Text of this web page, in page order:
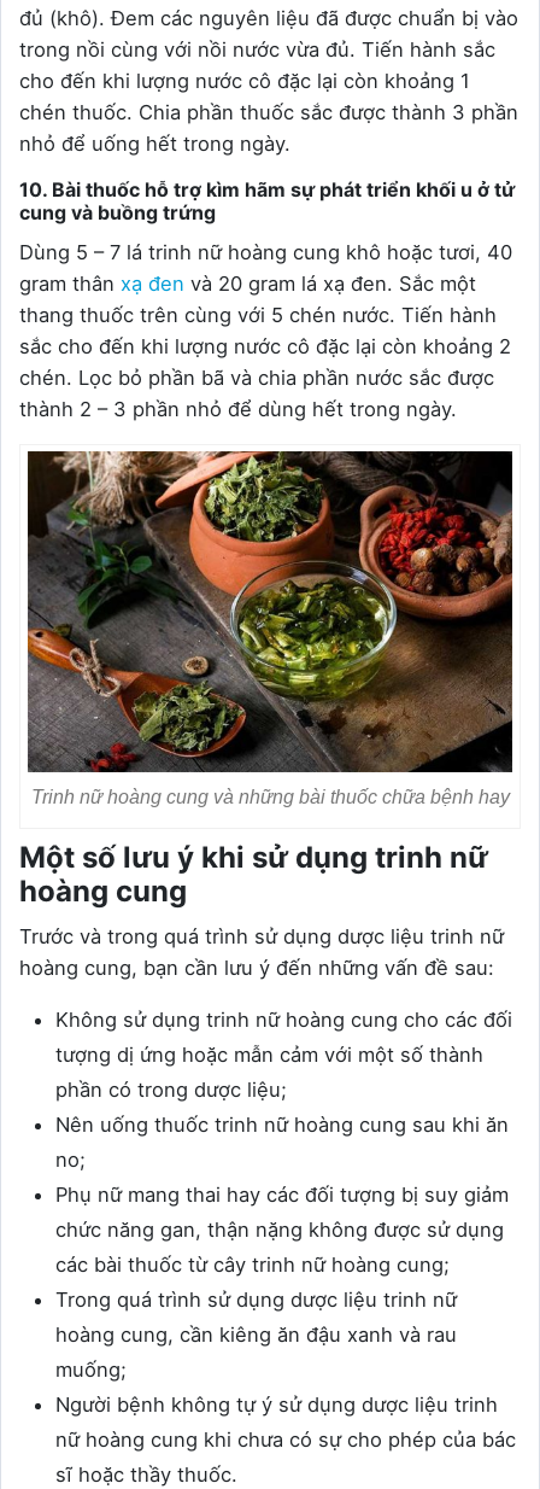
đủ (khô). Đem các nguyên liệu đã được chuẩn bị vào
trong nồi cùng với nồi nước vừa đủ. Tiến hành sắc
cho đến khi lượng nước cô đặc lại còn khoảng 1
chén thuốc. Chia phần thuốc sắc được thành 3 phần
nhỏ để uống hết trong ngày.
10. Bài thuốc hỗ trợ kìm hãm sự phát triển khối u ở tử
cung và buồng trứng
Dùng 5 – 7 lá trinh nữ hoàng cung khô hoặc tươi, 40
gram thân xạ đen và 20 gram lá xạ đen. Sắc một
thang thuốc trên cùng với 5 chén nước. Tiến hành
sắc cho đến khi lượng nước cô đặc lại còn khoảng 2
chén. Lọc bỏ phần bã và chia phần nước sắc được
thành 2 – 3 phần nhỏ để dùng hết trong ngày.
Trinh nữ hoàng cung và những bài thuốc chữa bệnh hay
Một số lưu ý khi sử dụng trinh nữ
hoàng cung
Trước và trong quá trình sử dụng dược liệu trinh nữ
hoàng cung, bạn cần lưu ý đến những vấn đề sau:
Không sử dụng trinh nữ hoàng cung cho các đối
tượng dị ứng hoặc mẫn cảm với một số thành
phần có trong dược liệu;
Nên uống thuốc trinh nữ hoàng cung sau khi ăn
no;
Phụ nữ mang thai hay các đối tượng bị suy giảm
chức năng gan, thận nặng không được sử dụng
các bài thuốc từ cây trinh nữ hoàng cung;
Trong quá trình sử dụng dược liệu trinh nữ
hoàng cung, cần kiêng ăn đậu xanh và rau
muống;
Người bệnh không tự ý sử dụng dược liệu trinh
nữ hoàng cung khi chưa có sự cho phép của bác
sĩ hoặc thầy thuốc.